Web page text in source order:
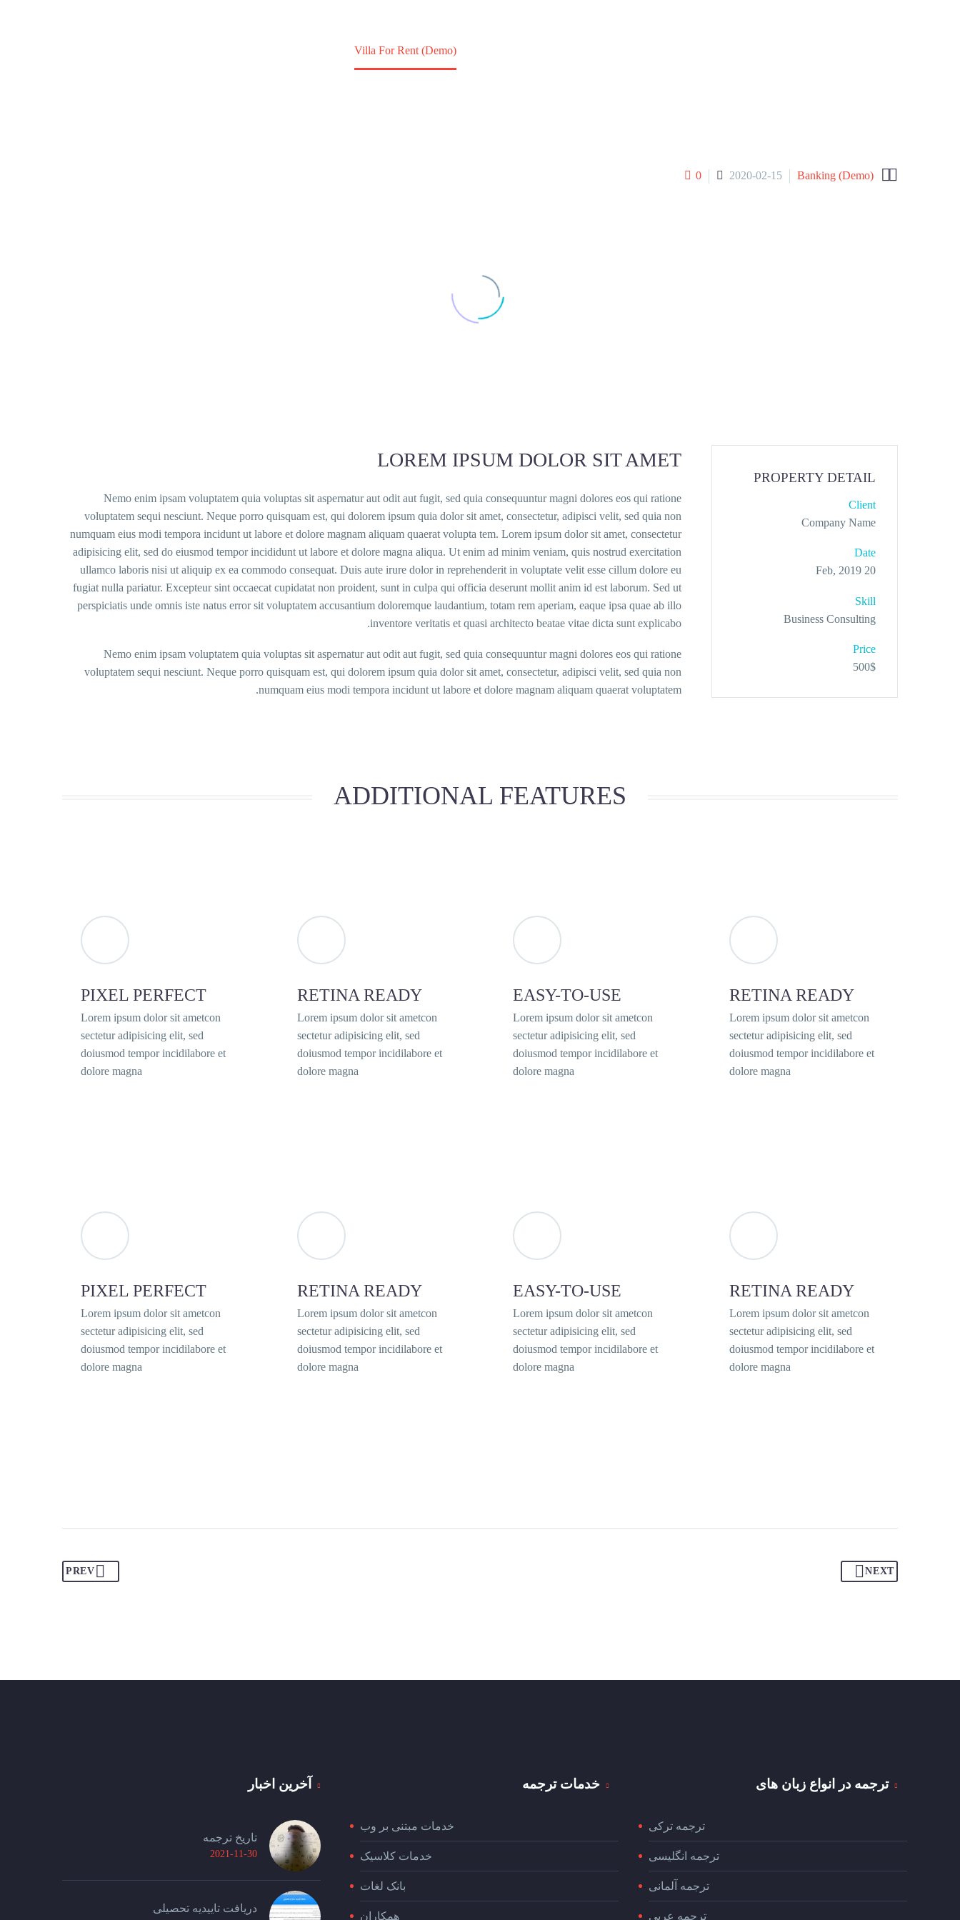
Villa For Rent (Demo)

2020-02-15 Banking (Demo)
0
PROPERTY DETAIL
Client
Company Name
Date
20 Feb, 2019
Skill
Business Consulting
Price
500$
LOREM IPSUM DOLOR SIT AMET
Nemo enim ipsam voluptatem quia voluptas sit aspernatur aut odit aut fugit, sed quia consequuntur magni dolores eos qui ratione
voluptatem sequi nesciunt. Neque porro quisquam est, qui dolorem ipsum quia dolor sit amet, consectetur, adipisci velit, sed quia non
numquam eius modi tempora incidunt ut labore et dolore magnam aliquam quaerat volupta tem. Lorem ipsum dolor sit amet, consectetur
adipisicing elit, sed do eiusmod tempor incididunt ut labore et dolore magna aliqua. Ut enim ad minim veniam, quis nostrud exercitation
ullamco laboris nisi ut aliquip ex ea commodo consequat. Duis aute irure dolor in reprehenderit in voluptate velit esse cillum dolore eu
fugiat nulla pariatur. Excepteur sint occaecat cupidatat non proident, sunt in culpa qui officia deserunt mollit anim id est laborum. Sed ut
perspiciatis unde omnis iste natus error sit voluptatem accusantium doloremque laudantium, totam rem aperiam, eaque ipsa quae ab illo
inventore veritatis et quasi architecto beatae vitae dicta sunt explicabo.
Nemo enim ipsam voluptatem quia voluptas sit aspernatur aut odit aut fugit, sed quia consequuntur magni dolores eos qui ratione
voluptatem sequi nesciunt. Neque porro quisquam est, qui dolorem ipsum quia dolor sit amet, consectetur, adipisci velit, sed quia non
numquam eius modi tempora incidunt ut labore et dolore magnam aliquam quaerat voluptatem.
ADDITIONAL FEATURES
RETINA READY
Lorem ipsum dolor sit ametcon
sectetur adipisicing elit, sed
doiusmod tempor incidilabore et
dolore magna
EASY-TO-USE
Lorem ipsum dolor sit ametcon
sectetur adipisicing elit, sed
doiusmod tempor incidilabore et
dolore magna
RETINA READY
Lorem ipsum dolor sit ametcon
sectetur adipisicing elit, sed
doiusmod tempor incidilabore et
dolore magna
PIXEL PERFECT
Lorem ipsum dolor sit ametcon
sectetur adipisicing elit, sed
doiusmod tempor incidilabore et
dolore magna
RETINA READY
Lorem ipsum dolor sit ametcon
sectetur adipisicing elit, sed
doiusmod tempor incidilabore et
dolore magna
EASY-TO-USE
Lorem ipsum dolor sit ametcon
sectetur adipisicing elit, sed
doiusmod tempor incidilabore et
dolore magna
RETINA READY
Lorem ipsum dolor sit ametcon
sectetur adipisicing elit, sed
doiusmod tempor incidilabore et
dolore magna
PIXEL PERFECT
Lorem ipsum dolor sit ametcon
sectetur adipisicing elit, sed
doiusmod tempor incidilabore et
dolore magna
PREV NEXT
ترجمه در انواع زبان های
ترجمه ترکی
ترجمه انگلیسی
ترجمه آلمانی
ترجمه عربی
خدمات ترجمه
خدمات مبتنی بر وب
خدمات کلاسیک
بانک لغات
همکاران
آخرین اخبار
تاریخ ترجمه
2021-11-30
دریافت تاییدیه تحصیلی